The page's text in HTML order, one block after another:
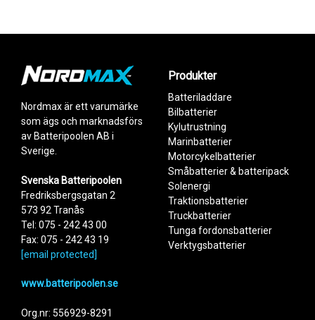
Celltyp
Li-ion
Bredd
38 mm
Höjd
37,4 mm
Längd
135,6 mm
Xiaomi Roborock ersättningsbatteri
Likvärdig Xiaomi orginalartikel:
STYTJ01ZHM STYTJ02ZHM BRR-
2P4S-5200S
NM907
Cleanfriend, Irobot
ersättningsbatteri
NM908
Neato ersättningsbatteri
Add to existing cart row Add as new cart row
Nordmax är ett varumärke
som ägs och marknadsförs
av Batteripoolen AB i
Sverige.
Svenska Batteripoolen
Fredriksbergsgatan 2
573 92 Tranås
Tel: 075 - 242 43 00
Fax: 075 - 242 43 19
[email protected]
www.batteripoolen.se
Org.nr: 556929-8291
Produkter
Batteriladdare
Bilbatterier
Kylutrustning
Marinbatterier
Motorcykelbatterier
Småbatterier & batteripack
Solenergi
Traktionsbatterier
Truckbatterier
Tunga fordonsbatterier
Verktygsbatterier